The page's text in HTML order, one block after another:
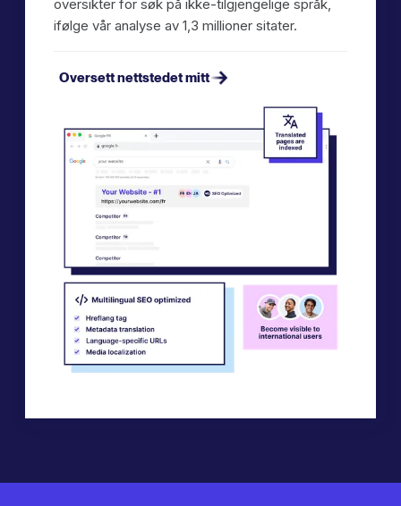
oversikter for søk på ikke-tilgjengelige språk,
ifølge vår analyse av 1,3 millioner sitater.
Oversett nettstedet mitt